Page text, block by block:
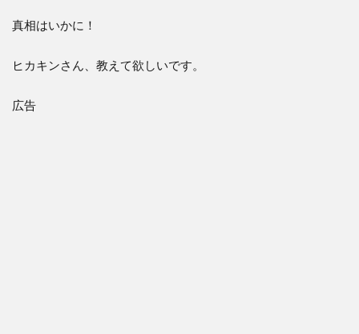
真相はいかに！
ヒカキンさん、教えて欲しいです。
広告